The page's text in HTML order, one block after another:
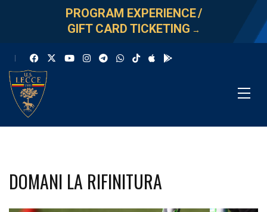
PROGRAM EXPERIENCE/
GIFT CARD TICKETING →
DOMANI LA RIFINITURA